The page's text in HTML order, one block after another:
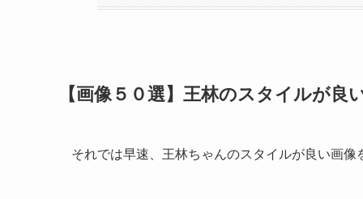
【画像５０選】王林のスタイルが良
それでは早速、王林ちゃんのスタイルが良い画像